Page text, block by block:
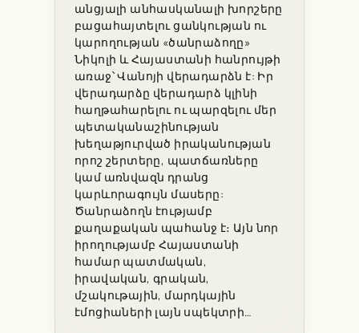
անցյալի անհասկանալի խորշերը
բացահայտելու ցանկության ու
կարողության «ծանրաձողը»
Նիկոլի և Հայաստանի հանրույթի
առաջ՝ Վանոյի վերադարձն է: Իր
վերադարձը վերադարձ կլինի
հաղթահարելու ու պարզելու մեր
պետականաշինության
խեղաթյուրված իրականության
որոշ շերտերը, պատճառները
կամ առնվազն դրանց
կարևորագույն մասերը:
Ծանրաձողն էությամբ
քաղաքական պահանջ է։ Այն նոր
իրողությամբ Հայաստանի
համար պատմական,
իրավական, գրական,
մշակութային, մարդկային
էմոցիաների լայն սպեկտրի…